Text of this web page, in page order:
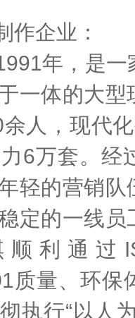
作企业：
年，是一
一体的大
余人，现代
6万套。经
轻的营销
定的一线
顺利通过
质量、环保
执行“以人